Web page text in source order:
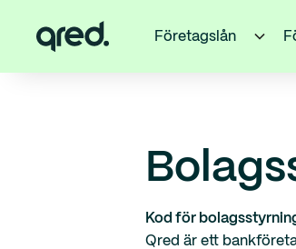
Företagslån
Kod för
Qred är ett